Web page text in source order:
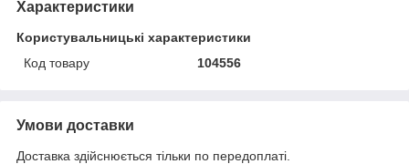
Характеристики
Користувальницькі характеристики
Код товару
104556
Умови доставки
Доставка здійснюється тільки по передоплаті.